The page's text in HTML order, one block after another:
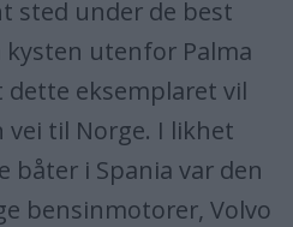
sted under de best
utenfor Palma
dette eksemplaret vil
til Norge. I likhet
båter i Spania var den
bensinmotorer, Volvo